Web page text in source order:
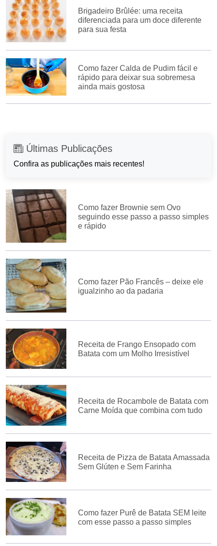
Brigadeiro Brûlée: uma receita
diferenciada para um doce diferente
para sua festa
Como fazer Calda de Pudim fácil e
rápido para deixar sua sobremesa
ainda mais gostosa
Últimas Publicações
Confira as publicações mais recentes!
Como fazer Brownie sem Ovo
seguindo esse passo a passo simples
e rápido
Como fazer Pão Francês – deixe ele
igualzinho ao da padaria
Receita de Frango Ensopado com
Batata com um Molho Irresistível
Receita de Rocambole de Batata com
Carne Moída que combina com tudo
Receita de Pizza de Batata Amassada
Sem Glúten e Sem Farinha
Como fazer Purê de Batata SEM leite
com esse passo a passo simples